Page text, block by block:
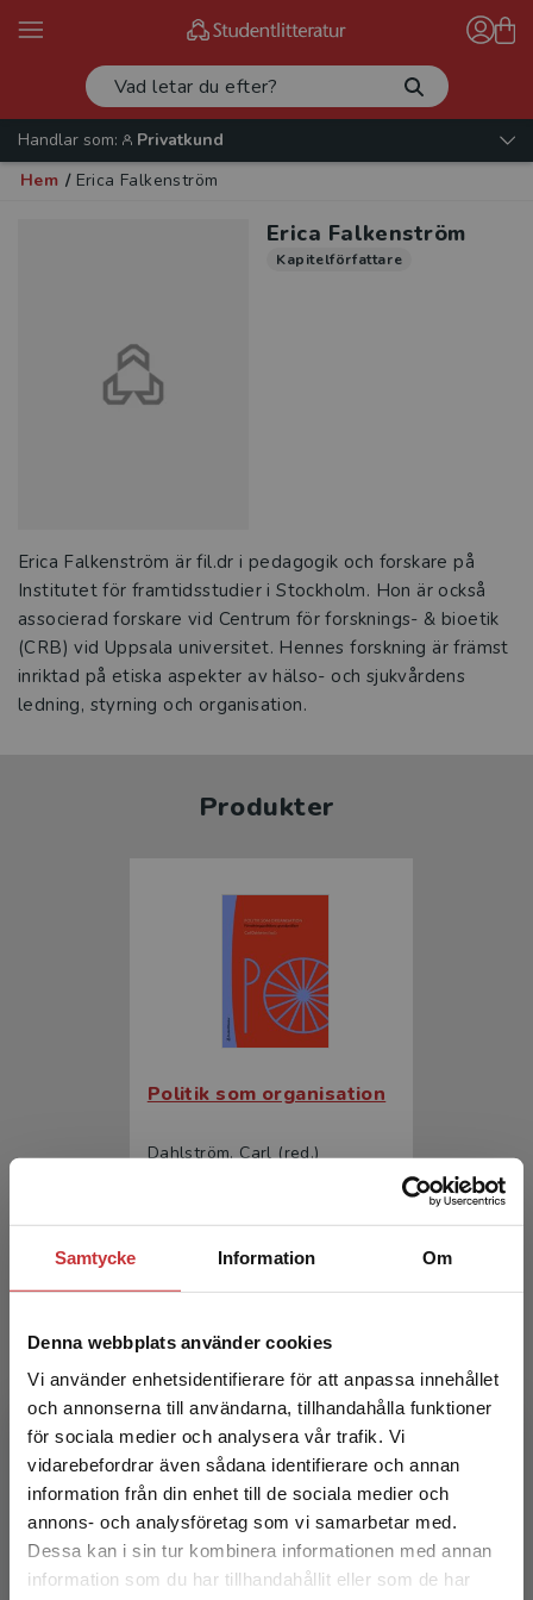
Samtycke Information Om
Denna webbplats använder cookies
Vi använder enhetsidentifierare för att anpassa innehållet
och annonserna till användarna, tillhandahålla funktioner
för sociala medier och analysera vår trafik. Vi
vidarebefordrar även sådana identifierare och annan
information från din enhet till de sociala medier och
annons- och analysföretag som vi samarbetar med.
Dessa kan i sin tur kombinera informationen med annan
information som du har tillhandahållit eller som de har
Begränsad fraktregion
Det verkar som att du besöker
Handlar som:
Privatkund
Hem / Erica Falkenström
Erica Falkenström
Kapitelförfattare
Erica Falkenström är fil.dr i pedagogik och forskare på
Institutet för framtidsstudier i Stockholm. Hon är också
associerad forskare vid Centrum för forsknings- & bioetik
(CRB) vid Uppsala universitet. Hennes forskning är främst
inriktad på etiska aspekter av hälso- och sjukvårdens
ledning, styrning och organisation.
Produkter
Politik som organisation
Dahlström, Carl (red.)
Politik som organisation
Dahlström, Carl (red.)
225 krinkl. moms